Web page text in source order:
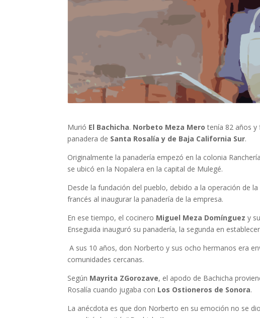
Murió El Bachicha. Norbeto Meza Mero tenía 82 años y
panadera de Santa Rosalía y de Baja California Sur.
Originalmente la panadería empezó en la colonia
se ubicó en la Nopalera en la capital de Mulegé.
Desde la fundación del pueblo, debido a la operación de la
francés al inaugurar la panadería de la empresa.
En ese tiempo, el cocinero Miguel Meza Domínguez y
Enseguida inauguró su panadería, la segunda en
A sus 10 años, don Norberto y sus ocho hermanos era
comunidades cercanas.
Según Mayrita ZGorozave, el apodo de Bachicha
Rosalía cuando jugaba con Los Ostioneros de Sonora.
La anécdota es que don Norberto en su emoción no se